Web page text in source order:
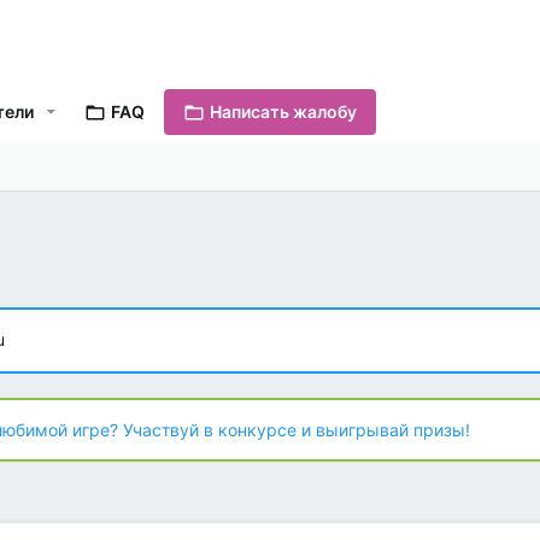
FAQ Написать жалобу
игре? Участвуй в конкурсе и выигрывай призы!